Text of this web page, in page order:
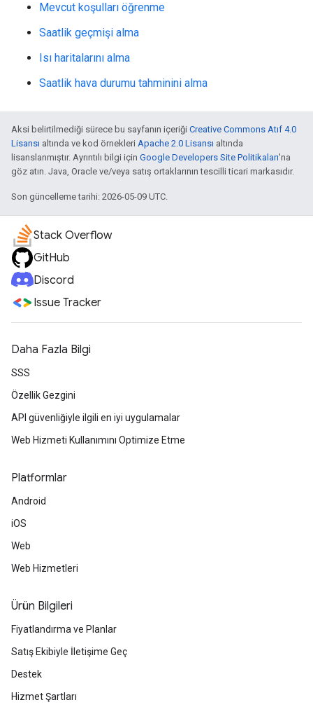
Mevcut koşulları öğrenme
Saatlik geçmişi alma
Isı haritalarını alma
Saatlik hava durumu tahminini alma
Aksi belirtilmediği sürece bu sayfanın içeriği Creative Commons Atıf 4.0
Lisansı altında ve kod örnekleri Apache 2.0 Lisansı altında
lisanslanmıştır. Ayrıntılı bilgi için Google Developers Site Politikaları'na
göz atın. Java, Oracle ve/veya satış ortaklarının tescilli ticari markasıdır.
Son güncelleme tarihi: 2026-05-09 UTC.
Stack Overflow
GitHub
Discord
Issue Tracker
Daha Fazla Bilgi
SSS
Özellik Gezgini
API güvenliğiyle ilgili en iyi uygulamalar
Web Hizmeti Kullanımını Optimize Etme
Platformlar
Android
iOS
Web
Web Hizmetleri
Ürün Bilgileri
Fiyatlandırma ve Planlar
Satış Ekibiyle İletişime Geç
Destek
Hizmet Şartları